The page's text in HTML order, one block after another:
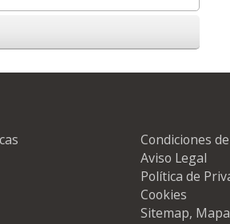
Condiciones
Aviso Legal
Política de
Cookies
Sitemap,